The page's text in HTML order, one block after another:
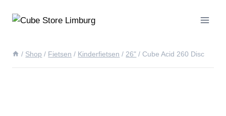
naar
/ Shop / Fietsen / Kinderfietsen / 26" / Cube Acid 260 Disc